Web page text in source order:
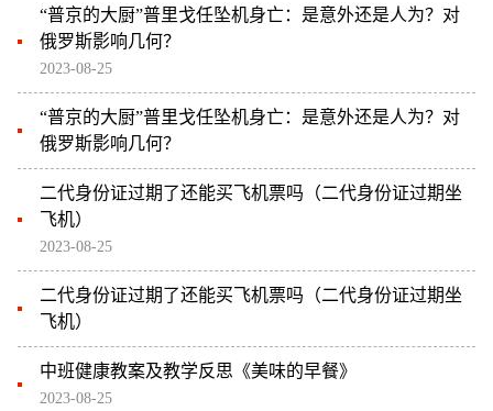
“普京的大厨”普里戈任坠机身亡：是意外还是人为？对
俄罗斯影响几何？
2023-08-25
“普京的大厨”普里戈任坠机身亡：是意外还是人为？对
俄罗斯影响几何？
二代身份证过期了还能买飞机票吗（二代身份证过期坐
飞机）
2023-08-25
二代身份证过期了还能买飞机票吗（二代身份证过期坐
飞机）
中班健康教案及教学反思《美味的早餐》
2023-08-25